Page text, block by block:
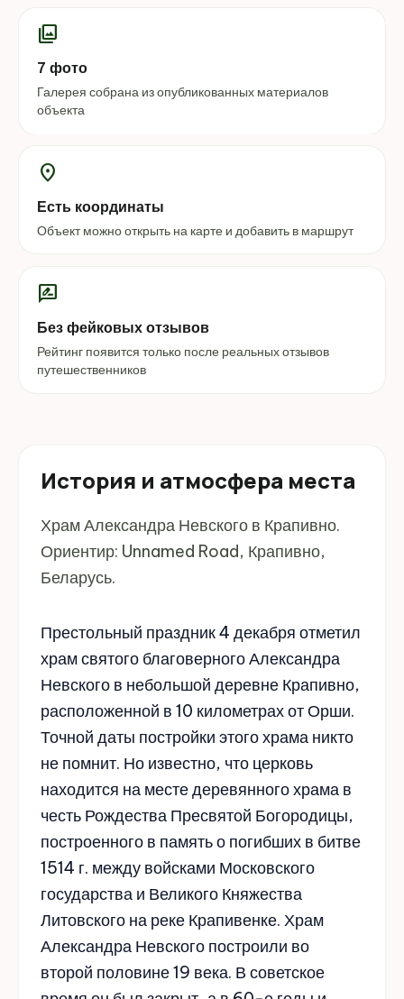
photo_library
7 фото
Галерея собрана из опубликованных материалов
объекта
location_on
Есть координаты
Объект можно открыть на карте и добавить в маршрут
rate_review
Без фейковых отзывов
Рейтинг появится только после реальных отзывов
путешественников
История и атмосфера места
Храм Александра Невского в Крапивно.
Ориентир: Unnamed Road, Крапивно,
Беларусь.
Престольный праздник 4 декабря отметил
храм святого благоверного Александра
Невского в небольшой деревне Крапивно,
расположенной в 10 километрах от Орши.
Точной даты постройки этого храма никто
не помнит. Но известно, что церковь
находится на месте деревянного храма в
честь Рождества Пресвятой Богородицы,
построенного в память о погибших в битве
1514 г. между войсками Московского
государства и Великого Княжества
Литовского на реке Крапивенке. Храм
Александра Невского построили во
второй половине 19 века. В советское